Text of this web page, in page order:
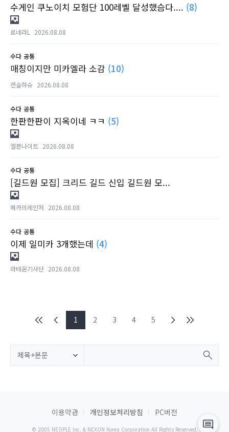
수게인 쿠노이치 모험단 100레벨 달성했슴다.... (8)
로네라L 2026.08.08
수다 공통
매칭이지만 미카엘라 소감 (10)
캔슬하슈 2026.08.08
수다 공통
한판한판이 지옥이네 ㅋㅋ (5)
엘쁜나이트 2026.08.08
수다 공통
[길드원 모집] 크리드 길드 신입 길드원 모...
쿼카의레인저 2026.08.08
수다 공통
이제 일미카 3개했는데 (4)
라테온기사단 2026.08.08
1 2 3 4 5
제목+본문
이용약관 개인정보처리방침 PC버전
© 2005 NEOPLE Inc. & NEXON Korea Corporation All Rights Reserved.